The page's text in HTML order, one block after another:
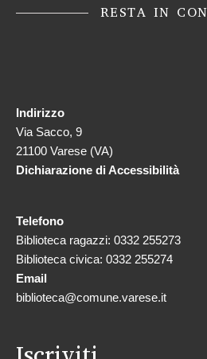
RESTA IN
Indirizzo
Via Sacco, 9
21100 Varese (VA)
Dichiarazione di Accessibilità
Telefono
Biblioteca ragazzi: 0332 255273
Biblioteca civica: 0332 255274
Email
biblioteca@comune.varese.it